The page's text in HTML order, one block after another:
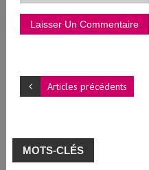
Articles précédents
MOTS-CLÉS